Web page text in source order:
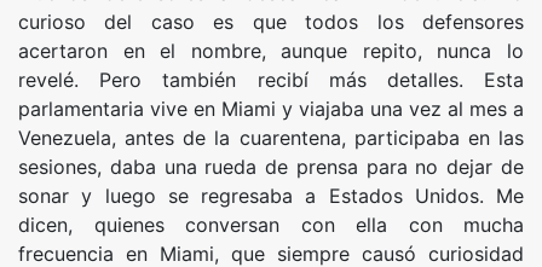
curioso del caso es que todos los defensores
acertaron en el nombre, aunque repito, nunca lo
revelé. Pero también recibí más detalles. Esta
parlamentaria vive en Miami y viajaba una vez al mes a
Venezuela, antes de la cuarentena, participaba en las
sesiones, daba una rueda de prensa para no dejar de
sonar y luego se regresaba a Estados Unidos. Me
dicen, quienes conversan con ella con mucha
frecuencia en Miami, que siempre causó curiosidad